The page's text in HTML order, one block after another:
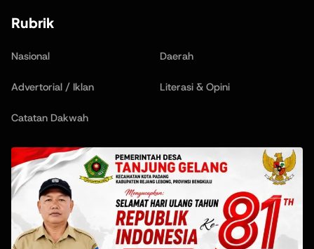
Rubrik
Nasional Daerah
Advertorial / Iklan Literasi & Opini
Catatan Dakwah